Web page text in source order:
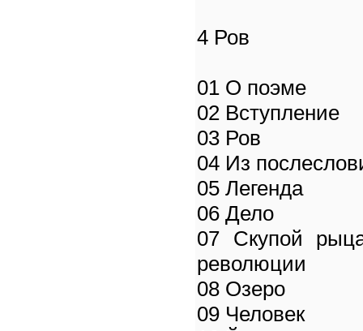
4 Ров
01 О поэме
02 Вступление
03 Ров
04 Из
05 Легенда
06 Дело
07 Скупой
революции
08 Озеро
09 Человек